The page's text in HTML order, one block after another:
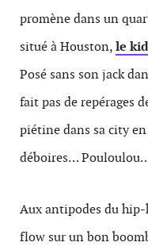
promène dans un
situé à Houston,le
Posé sans son jack
fait pas de repérages
piétine dans sa city
déboires…
Aux antipodes du
flow sur un bon